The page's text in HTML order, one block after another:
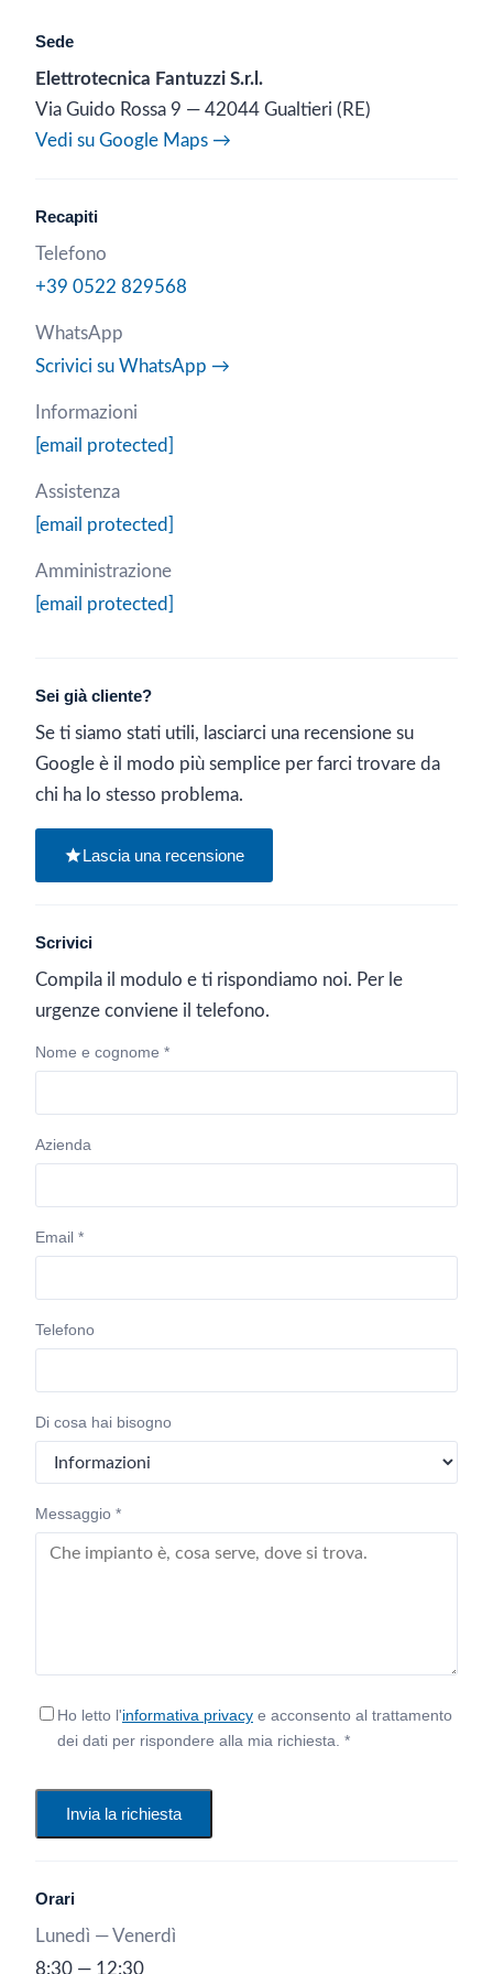
Sede
Elettrotecnica Fantuzzi S.r.l.
Via Guido Rossa 9 — 42044 Gualtieri (RE)
Vedi su Google Maps →
Recapiti
Telefono
+39 0522 829568
WhatsApp
Scrivici su WhatsApp →
Informazioni
[email protected]
Assistenza
[email protected]
Amministrazione
[email protected]
Sei già cliente?
Se ti siamo stati utili, lasciarci una recensione su
Google è il modo più semplice per farci trovare da
chi ha lo stesso problema.
Lascia una recensione
Scrivici
Compila il modulo e ti rispondiamo noi. Per le
urgenze conviene il telefono.
Nome e cognome *
Azienda
Email *
Telefono
Di cosa hai bisogno
Messaggio *
Ho letto l'informativa privacy e acconsento al trattamento
dei dati per rispondere alla mia richiesta. *
Invia la richiesta
Orari
Lunedì — Venerdì
8:30 — 12:30